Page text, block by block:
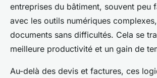
entreprises du bâtiment, souvent peu
avec les outils numériques
documents sans difficultés. Cela se
meilleure productivité et un gain de
Au-delà des devis et factures, ces